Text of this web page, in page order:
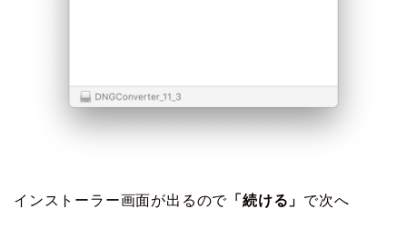
インストーラー画面が出るので 「続ける」 で次へ